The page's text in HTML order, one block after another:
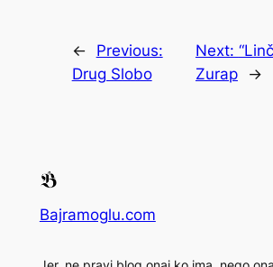
←
Previous:
Drug Slobo
Next:
Zurap
→
Bajramoglu.com